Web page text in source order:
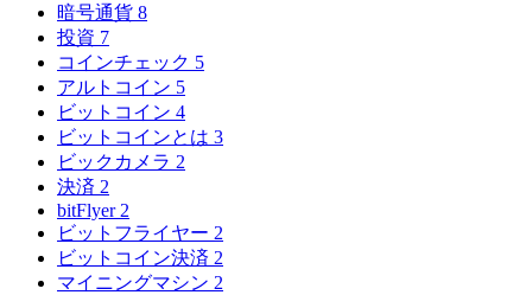
暗号通貨 8
投資 7
コインチェック 5
アルトコイン 5
ビットコイン 4
ビットコインとは 3
ビックカメラ 2
決済 2
bitFlyer 2
ビットフライヤー 2
ビットコイン決済 2
マイニングマシン 2